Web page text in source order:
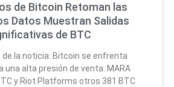
de Bitcoin Retoman las
Datos Muestran Salidas
de BTC
de la noticia: Bitcoin se enfrenta
una alta presión de venta: MARA
y Riot Platforms otros 381 BTC